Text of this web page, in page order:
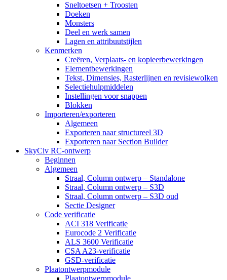
Sneltoetsen + Troosten
Doeken
Monsters
Deel en werk samen
Lagen en attribuutstijlen
Kenmerken
Creëren, Verplaats- en kopieerbewerkingen
Elementbewerkingen
Tekst, Dimensies, Rasterlijnen en revisiewolken
Selectiehulpmiddelen
Instellingen voor snappen
Blokken
Importeren/exporteren
Algemeen
Exporteren naar structureel 3D
Exporteren naar Section Builder
SkyCiv RC-ontwerp
Beginnen
Algemeen
Straal, Column ontwerp – Standalone
Straal, Column ontwerp – S3D
Straal, Column ontwerp – S3D oud
Sectie Designer
Code verificatie
ACI 318 Verificatie
Eurocode 2 Verificatie
ALS 3600 Verificatie
CSA A23-verificatie
GSD-verificatie
Plaatontwerpmodule